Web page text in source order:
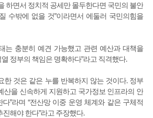
하면서 정치적 공세만 몰두한다면 국민의 불안
수밖에 없을 것”이라면서 에둘러 국민의힘을
는 충분히 예견 가능했고 관련 예산과 대책을
정부의 책임은 명확하다”라고 직격했다.
한 것은 같은 누를 반복하지 않는 것이다. 정부
산을 신속하게 지원하고 국가정보 인프라의 안
”라며 “전산망 이중 운영 체계와 같은 구체적
진해야 한다”라고 주장했다.